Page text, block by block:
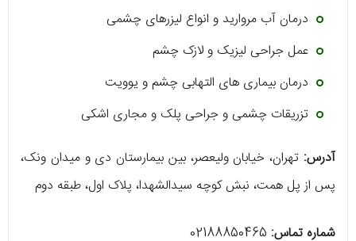
درمان آب مروارید و انواع لیزرهای چشمی
عمل جراحی لیزیک و لازک چشم
درمان بیماری‌ های التهابی چشم و یوویت
تزریقات چشمی و جراحی پلک و مجاری اشکی
آدرس: تهران، خیابان ولیعصر، بین بیمارستان دی و میدان ونک،
پس از پل همت، نبش کوچه سیدالشهدا، پلاک اول، طبقه دوم
شماره تماس: